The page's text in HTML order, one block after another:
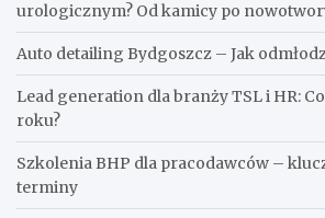
urologicznym? Od kamicy po
Auto detailing Bydgoszcz – Jak
Lead generation dla branży TSL i HR: Co
roku?
Szkolenia BHP dla pracodawców –
terminy